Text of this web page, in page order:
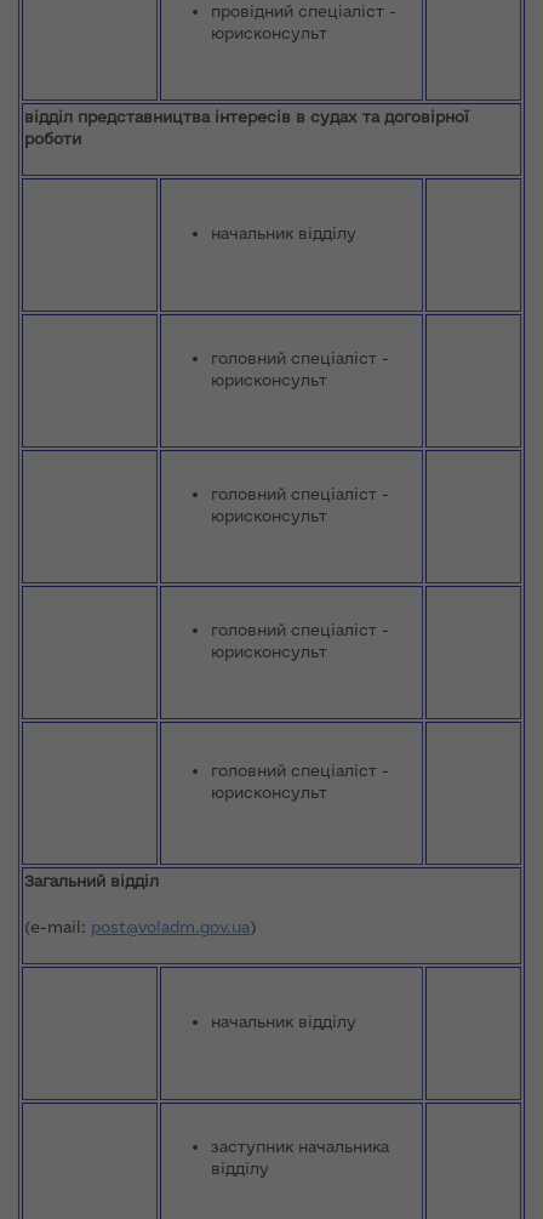
провідний спеціаліст -
юрисконсульт
відділ представництва інтересів в судах та договірної
роботи
начальник відділу
головний спеціаліст -
юрисконсульт
головний спеціаліст -
юрисконсульт
головний спеціаліст -
юрисконсульт
головний спеціаліст -
юрисконсульт
Загальний відділ
(e-mail: post@voladm.gov.ua)
начальник відділу
заступник начальника
відділу